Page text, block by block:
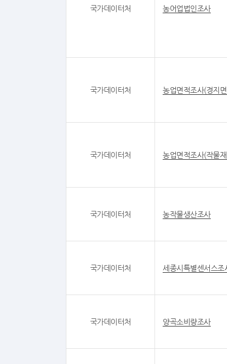
국가데이터처 농어업법인조사
국가데이터처 농업면적조사(경지
국가데이터처 농업면적조사(작물
국가데이터처 농작물생산조사
국가데이터처 세종시특별센서스조
국가데이터처 양곡소비량조사